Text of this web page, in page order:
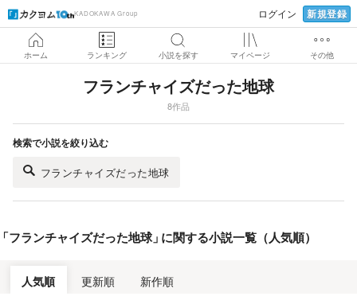
KADOKAWA Group ログイン 新規登録
ホーム ランキング 小説を探す マイページ その他
フランチャイズだった地球
8作品
検索で小説を絞り込む
フランチャイズだった地球
フランチャイズだった地球 」に関する小説一覧（人気順）
人気順 更新順 新作順